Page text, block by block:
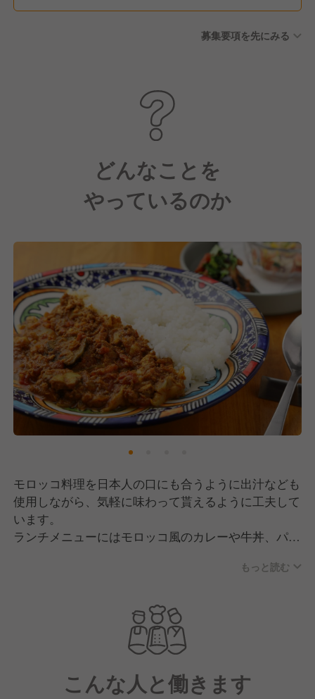
募集要項を先にみる
どんなことを
やっているのか
モロッコ料理を日本人の口にも合うように出汁なども
使用しながら、気軽に味わって貰えるように工夫して
います。
ランチメニューにはモロッコ風のカレーや牛丼、パス
もっと読む
こんな人と働きます